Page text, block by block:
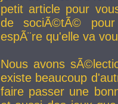
petit article pour
de sociÃ©tÃ©
espÃ¨re qu'elle va
Nous avons
existe beaucoup
faire passer une